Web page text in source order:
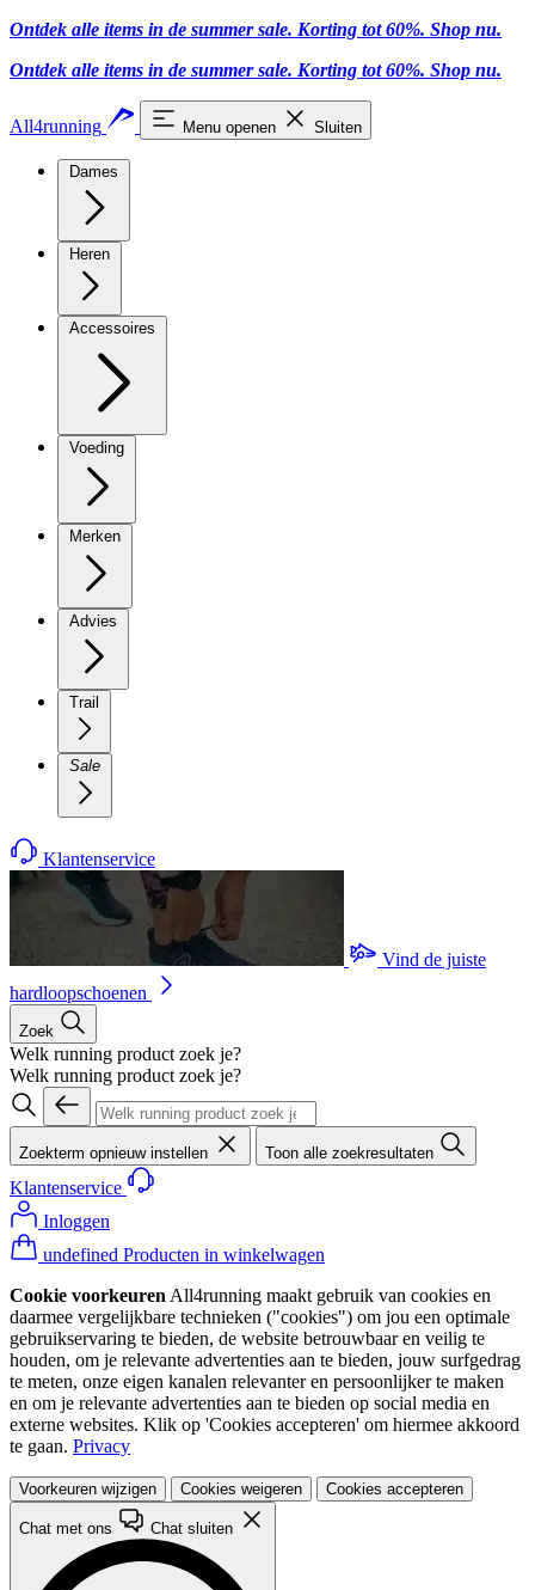
Ontdek alle items in de summer sale. Korting tot 60%. Shop nu.
Ontdek alle items in de summer sale. Korting tot 60%. Shop nu.
All4running Menu openen Sluiten
Dames
Heren
Accessoires
Voeding
Merken
Advies
Trail
Sale
Klantenservice
Vind de juiste
hardloopschoenen
Zoek
Welk running product zoek je?
Welk running product zoek je?
Zoekterm opnieuw instellen Toon alle zoekresultaten
Klantenservice
Inloggen
undefined Producten in winkelwagen
Cookie voorkeuren All4running maakt gebruik van cookies en
daarmee vergelijkbare technieken ("cookies") om jou een optimale
gebruikservaring te bieden, de website betrouwbaar en veilig te
houden, om je relevante advertenties aan te bieden, jouw surfgedrag
te meten, onze eigen kanalen relevanter en persoonlijker te maken
en om je relevante advertenties aan te bieden op social media en
externe websites. Klik op 'Cookies accepteren' om hiermee akkoord
te gaan. Privacy
Voorkeuren wijzigen Cookies weigeren Cookies accepteren
Chat met ons Chat sluiten